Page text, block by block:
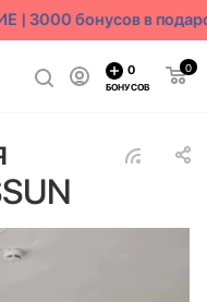
бонусов в подарок
0
0
БОНУСОВ